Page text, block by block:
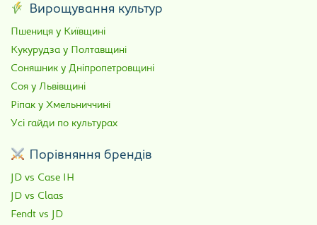
Вирощування культур
Пшениця у Київщині
Кукурудза у Полтавщині
Соняшник у Дніпропетровщині
Соя у Львівщині
Ріпак у Хмельниччині
Усі гайди по культурах
Порівняння брендів
JD vs Case IH
JD vs Claas
Fendt vs JD